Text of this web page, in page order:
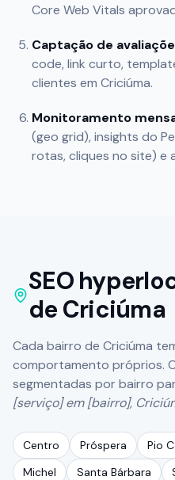
Core Web Vitals
Captação de
code, link curto,
clientes em Criciúma.
Monitoramento
(geo grid), insights do
rotas, cliques no site) e
SEO
de Criciúma
Cada bairro de Criciúma
comportamento próprios.
segmentadas por bairro
[serviço] em [bairro],
Centro Próspera Pio
Michel
Santa Bárbara